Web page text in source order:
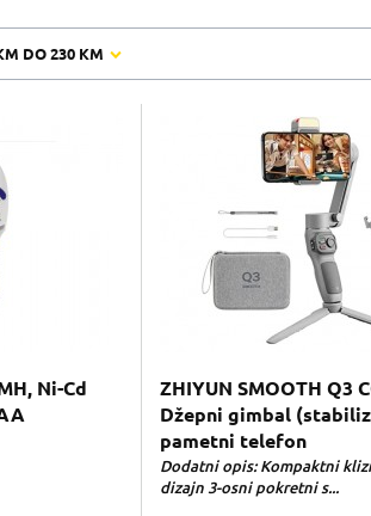
DO230 KM
Ni-Cd
ZHIYUN SMOOTH Q3
Džepni gimbal
pametni telefon
Dodatni opis: Kompaktni
dizajn 3-osni pokretni s...